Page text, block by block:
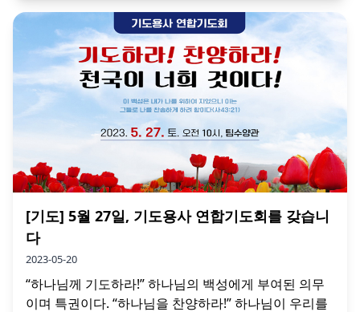
[기도] 5월 27일, 기도용사 연합기도회를 갖습니
다
2023-05-20
“하나님께 기도하라!” 하나님의 백성에게 부여된 의무
이며 특권이다. “하나님을 찬양하라!” 하나님이 우리를